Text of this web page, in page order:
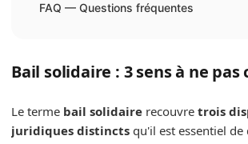
FAQ — Questions fréquentes
Bail solidaire : 3 sens à ne
Le terme bail solidaire recouvre trois
juridiques distincts qu'il est essentiel